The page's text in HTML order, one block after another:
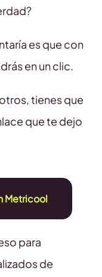
es que con
en un clic.
tienes que
que te dejo
Metricool
para
de